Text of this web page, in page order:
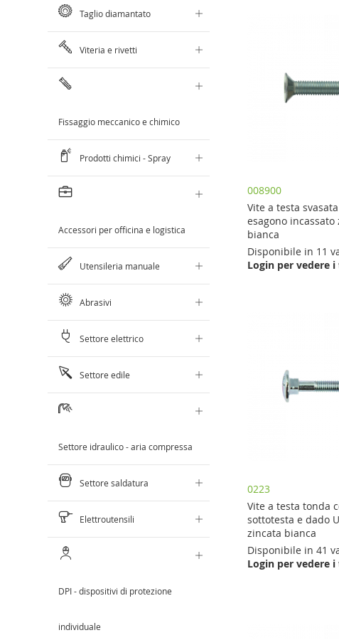
008900
Vite a testa
esagono incassato
bianca
Disponibile in 11
Login per vedere
AGGIUNGI
AL
Aggiungi al Carrello
AGGIUNGI
CONFRONTO
Aggiungi al Carrello
AGGIUNGI
CONFRONTO
AGGIUNGI
AL
0223
Vite a testa tonda
sottotesta e dado
zincata bianca
Disponibile in 41
Login per vedere
AGGIUNGI
AL
AGGIUNGI
AL
Aggiungi al Carrello
Aggiungi al Carrello
AGGIUNGI
Taglio diamantato
Viteria e rivetti
Fissaggio meccanico e chimico
Prodotti chimici - Spray
Accessori per officina e logistica
Utensileria manuale
Abrasivi
Settore elettrico
Settore edile
Settore idraulico - aria compressa
Settore saldatura
Elettroutensili
DPI - dispositivi di protezione
individuale